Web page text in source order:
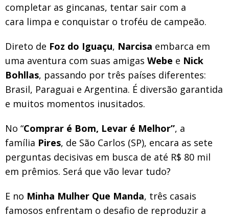
completar as gincanas, tentar sair com a
cara limpa e conquistar o troféu de campeão.
Direto de Foz do Iguaçu, Narcisa embarca em
uma aventura com suas amigas Webe e Nick
Bohllas, passando por três países diferentes:
Brasil, Paraguai e Argentina. É diversão garantida
e muitos momentos inusitados.
No “Comprar é Bom, Levar é Melhor”, a
família Pires, de São Carlos (SP), encara as sete
perguntas decisivas em busca de até R$ 80 mil
em prêmios. Será que vão levar tudo?
E no Minha Mulher Que Manda, três casais
famosos enfrentam o desafio de reproduzir a